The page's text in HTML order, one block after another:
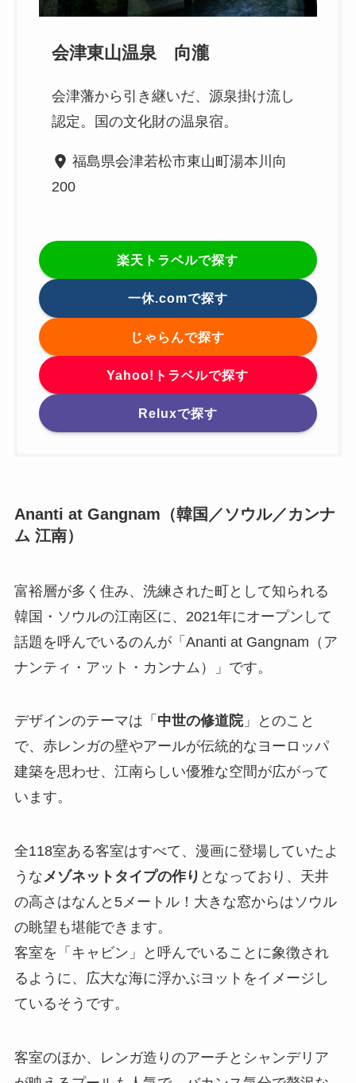
会津東山温泉 向瀧
会津藩から引き継いだ、源泉掛け流し
認定。国の文化財の温泉宿。
福島県会津若松市東山町湯本川向
200
楽天トラベルで探す
一休.comで探す
じゃらんで探す
Yahoo!トラベルで探す
Reluxで探す
Ananti at Gangnam（韓国／ソウル／カンナ
ム 江南）
富裕層が多く住み、洗練された町として知られる
韓国・ソウルの江南区に、2021年にオープンして
話題を呼んでいるのんが「Ananti at Gangnam（ア
ナンティ・アット・カンナム）」です。
デザインのテーマは「 中世の修道院」とのこと
で、赤レンガの壁やアールが伝統的なヨーロッパ
建築を思わせ、江南らしい優雅な空間が広がって
います。
全118室ある客室はすべて、漫画に登場していたよ
うなメゾネットタイプの作り となっており、天井
の高さはなんと5メートル！大きな窓からはソウル
の眺望も堪能できます。
客室を「キャビン」と呼んでいることに象徴され
るように、広大な海に浮かぶヨットをイメージし
ているそうです。
客室のほか、レンガ造りのアーチとシャンデリア